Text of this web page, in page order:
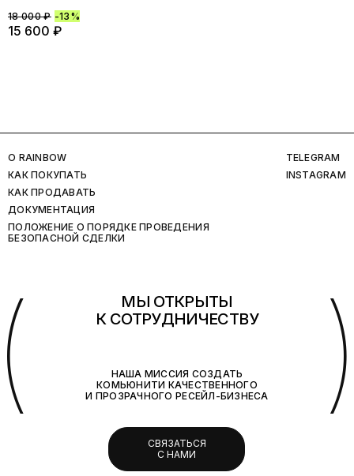
18 000 ₽ -13%
15 600 ₽
O RAINBOW
КАК ПОКУПАТЬ
КАК ПРОДАВАТЬ
ДОКУМЕНТАЦИЯ
ПОЛОЖЕНИЕ О ПОРЯДКЕ ПРОВЕДЕНИЯ
БЕЗОПАСНОЙ СДЕЛКИ
TELEGRAM
INSTAGRAM
МЫ ОТКРЫТЫ
К СОТРУДНИЧЕСТВУ
НАША МИССИЯ СОЗДАТЬ
КОМЬЮНИТИ КАЧЕСТВЕННОГО
И ПРОЗРАЧНОГО РЕСЕЙЛ-БИЗНЕСА
СВЯЗАТЬСЯ
С НАМИ